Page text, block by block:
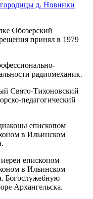
д. Новинки
Обозерский
принял в 1979
радиомеханик.
Свято-Тихоновский
педагогический
епископом
в Ильинском
епископом
в Ильинском
Богослужебную
Архангельска.